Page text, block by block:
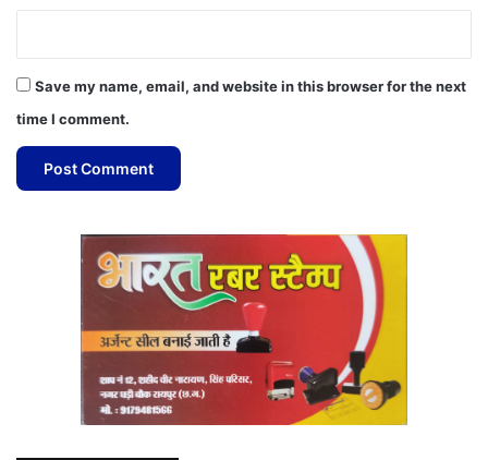
Save my name, email, and website in this browser for the next
time I comment.